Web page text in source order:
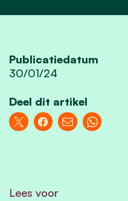
Publicatiedatum
30/01/24
Deel dit artikel
Lees voor